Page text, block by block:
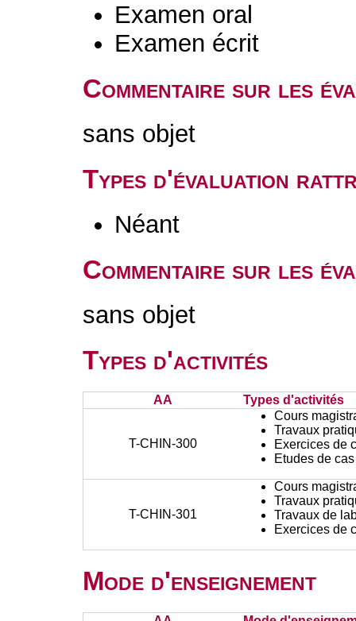
Examen oral
Examen écrit
Commentaire sur les
sans objet
Types d'évaluation
Néant
Commentaire sur les
sans objet
Types d'activités
AA Types d'activités
T-CHIN-300
Cours
Travaux
Exercices de
Etudes de cas
T-CHIN-301
Cours
Travaux
Travaux de
Exercices de
Mode d'enseignement